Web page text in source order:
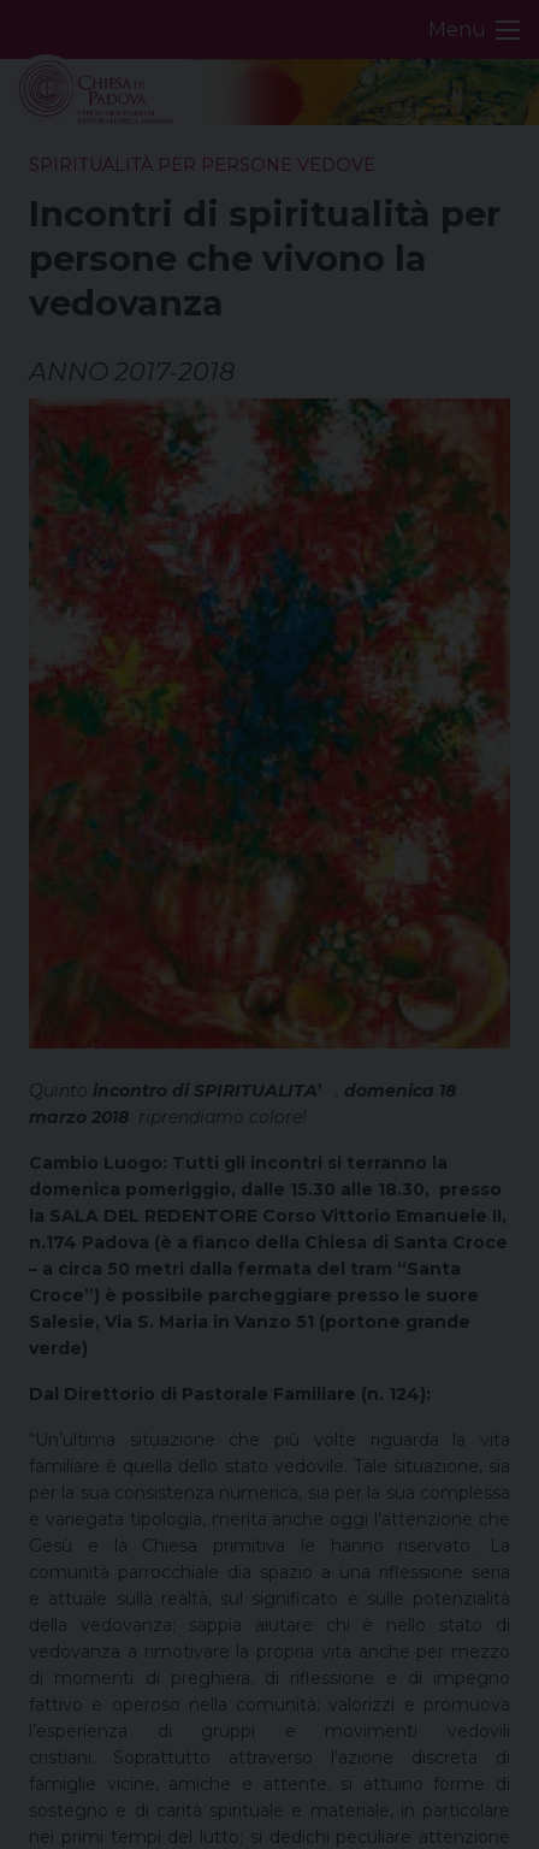
content
Menu
SPIRITUALITÀ PER PERSONE VEDOVE
Incontri di spiritualità per
persone che vivono la
vedovanza
ANNO 2017-2018
Quinto incontro di SPIRITUALITA’
domenica 18
marzo 2018 riprendiamo colore!
Cambio Luogo: Tutti gli incontri si terranno la
domenica pomeriggio, dalle 15.30 alle 18.30, presso
la SALA DEL REDENTORE Corso Vittorio Emanuele II,
n.174 Padova (è a fianco della Chiesa di Santa Croce
– a circa 50 metri dalla fermata del tram “Santa
Croce”) è possibile parcheggiare presso le suore
Salesie, Via S. Maria in Vanzo 51 (portone grande
verde)
Dal Direttorio di Pastorale Familiare (n. 124):
“Un’ultima situazione che più volte riguarda la vita
familiare è quella dello stato vedovile. Tale situazione, sia
per la sua consistenza numerica, sia per la sua complessa
e variegata tipologia, merita anche oggi l’attenzione che
Gesù e la Chiesa primitiva le hanno riservato. La
comunità parrocchiale dia spazio a una riflessione seria
e attuale sulla realtà, sul significato e sulle potenzialità
della vedovanza; sappia aiutare chi è nello stato di
vedovanza a rimotivare la propria vita anche per mezzo
di momenti di preghiera, di riflessione e di impegno
fattivo e operoso nella comunità; valorizzi e promuova
l’esperienza di gruppi e movimenti vedovili
cristiani. Soprattutto attraverso l’azione discreta di
famiglie vicine, amiche e attente, si attuino forme di
sostegno e di carità spirituale e materiale, in particolare
nei primi tempi del lutto; si dedichi peculiare attenzione